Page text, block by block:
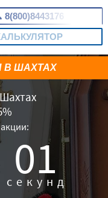
8(800)8443176
00
секунд
В ШАХТАХ